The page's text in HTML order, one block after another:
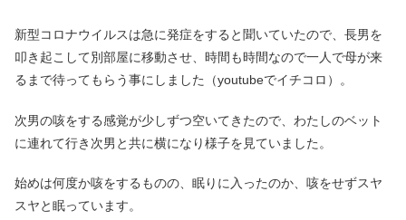
新型コロナウイルスは急に発症をすると聞いていたので、長男を
叩き起こして別部屋に移動させ、時間も時間なので一人で母が来
るまで待ってもらう事にしました（youtubeでイチコロ）。
次男の咳をする感覚が少しずつ空いてきたので、わたしのベット
に連れて行き次男と共に横になり様子を見ていました。
始めは何度か咳をするものの、眠りに入ったのか、咳をせずスヤ
スヤと眠っています。